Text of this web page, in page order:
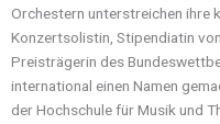
Orchestern unterstreichen ihre
Konzertsolistin, Stipendiatin
Preisträgerin des
international einen Namen
der Hochschule für Musik und